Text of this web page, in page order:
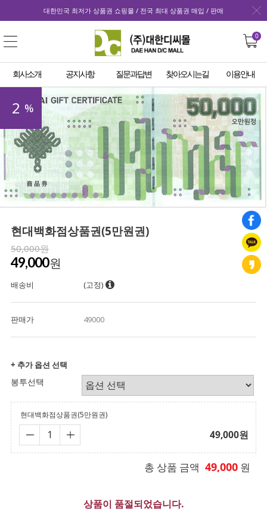
대한민국 최저가 상품권 쇼핑몰 / 전국 최대 상품권 매입 / 판매
0
회사소개 공지사항 질문과답변 찾아오시는길 이용안내
2 %
현대백화점상품권(5만원권)
50,000원
49,000원
배송비 (고정)
판매가 49000
+ 추가 옵션 선택
봉투선택
현대백화점상품권(5만원권)
49,000원
총 상품 금액 49,000 원
상품이 품절되었습니다.